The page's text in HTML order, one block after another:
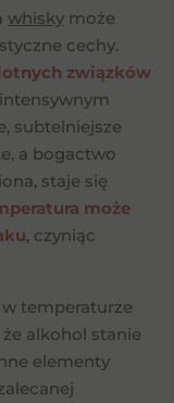
whisky może
cechy.
związków
subtelniejsze
a bogactwo
staje się
może
, czyniąc
temperaturze
alkohol stanie
elementy